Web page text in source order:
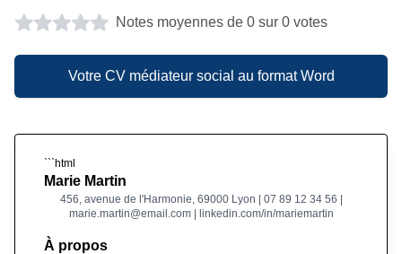
Notes moyennes de 0 sur 0 votes
Votre CV médiateur social au format Word
```html
Marie Martin
456, avenue de l'Harmonie, 69000 Lyon | 07 89 12 34 56 |
marie.martin@email.com | linkedin.com/in/mariemartin
À propos